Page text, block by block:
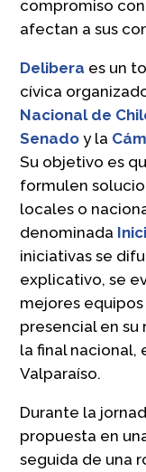
compromiso
afectan a sus
Delibera es un
cívica
Nacional de
Senado y la
Su objetivo es
formulen
locales o
denominada
iniciativas se
explicativo, se
mejores
presencial en su
la final nacional,
Valparaíso.
Durante la
propuesta en
seguida de una